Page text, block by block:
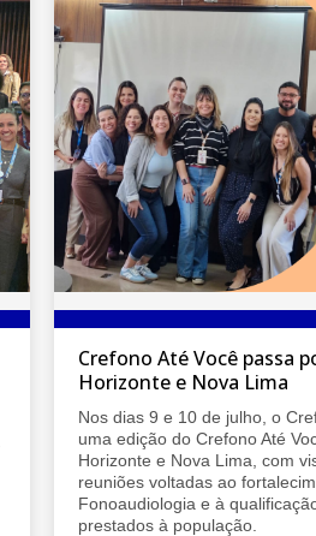
Crefono Até Você passa
Horizonte e Nova Lima
Nos dias 9 e 10 de julho, o
uma edição do Crefono Até
Horizonte e Nova Lima, com
reuniões voltadas ao
Fonoaudiologia e à
prestados à população.